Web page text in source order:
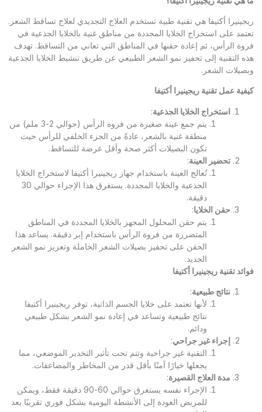
ريجينيرا أكتيفا هي تقنية طبية تستخدم العلاج التجديدي لعلاج تساقط الشعر.
تعتمد على استخراج الخلايا المجددة من مناطق غنية بالخلايا الجذعية في
فروة الرأس، ثم إعادة حقنها في المناطق التي تعاني من التساقط. تهدف
هذه التقنية إلى تحفيز نمو الشعر الطبيعي عن طريق تنشيط الخلايا الجذعية
وبصيلات الشعر.
كيفية عمل تقنية ريجينيرا أكتيفا
استخراج الخلايا الجذعية:
يتم جمع عينة صغيرة من فروة الرأس (حوالي 2-3 ملم) من
منطقة غنية بالشعر، عادةً من الجزء الخلفي للرأس حيث
تكون البصيلات أكثر صحة وأقل عرضة للتساقط.
تحضير العينة:
تُعالج العينة باستخدام جهاز ريجينيرا أكتيفا لاستخراج الخلايا
الجذعية والخلايا المجددة. يستغرق هذا الإجراء حوالي 30
دقيقة.
حقن الخلايا:
يتم حقن المحلول المجهز بالخلايا المجددة في المناطق
المتضررة من فروة الرأس باستخدام إبر دقيقة. يساعد هذا
الحقن على تحفيز بصيلات الشعر الخاملة وتعزيز نمو الشعر
الجديد.
فوائد تقنية ريجينيرا أكتيفا
نتائج طبيعية:
لأنها تعتمد على خلايا الجسم الذاتية، توفر ريجينيرا أكتيفا
نتائج طبيعية وتساعد في إعادة نمو الشعر بشكل طبيعي
ودائم.
إجراء غير جراحي:
التقنية غير جراحية وتتم تحت تأثير التخدير الموضعي، مما
يجعلها خيارًا آمنًا بأقل قدر من المخاطر والمضاعفات.
مدة العلاج القصيرة:
الإجراء نفسه يستغرق حوالي 60-90 دقيقة فقط، ويمكن
للمريض العودة إلى الأنشطة اليومية بشكل فوري تقريبًا بعد